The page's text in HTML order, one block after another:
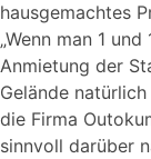
hausgemachtes
„Wenn man 1
Anmietung der
Gelände
die Firma
sinnvoll darüber